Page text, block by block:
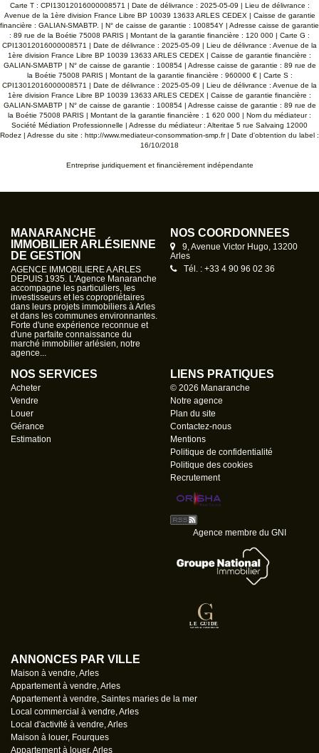
Carte T : CPI13012016000008571 | Date de délivrance : 2025-05-09 | Lieu de délivrance :
Avenue de la 1ère division France Libre BP 10039 13633 ARLES CEDEX | Caisse de garantie
financière : GALIAN-SMABTP. | N° de caisse de garantie : 100854Y | Adresse caisse de garantie
: 89 rue de la Boétie 75008 PARIS | Montant de la garantie financière : 120 000 | Carte G :
CPI13012016000008571 | Date de délivrance : 2025-05-09 | Lieu de délivrance : Avenue de la
1ère division France Libre BP 10039 13633 ARLES CEDEX | Caisse de garantie financière :
GALIAN-SMABTP | N° de caisse de garantie : 100854 | Adresse caisse de garantie : 89 rue de
la Boétie 75008 PARIS | Montant de la garantie financière : 960000 € | Carte S :
CPI13012016000008571 | Date de délivrance : 2025-05-09 | Lieu de délivrance : Avenue de la
1ère division France Libre BP 10039 13633 ARLES CEDEX | Caisse de garantie financière :
GALIAN-SMABTP | N° de caisse de garantie : 100854 | Adresse caisse de garantie : 89 rue de
la Boétie 75008 PARIS | Montant de la garantie financière : 1 620 000 | Nom du médiateur :
Société Médiation Professionnelle | Adresse du médiateur : Alteritae 5 rue Salvaing 12000
Rodez | Adresse du site : http://www.mediateur-consommation-smp.fr| Date d'obtention du label :
16/10/2018
Entreprise juridiquement et financièrement indépendante
MANARANCHE
IMMOBILIER ARLÉSIENNE
DE GESTION
AGENCE IMMOBILIERE A ARLES
DEPUIS 1935. L'Agence Manaranche
accompagne les particuliers, les
investisseurs et les copropriétaires
dans leurs projets immobiliers à Arles
et dans les communes environnantes.
Forte d'une expérience reconnue et
d'une parfaite connaissance du
marché immobilier arlésien, notre
agence...
NOS COORDONNÉES
9, Avenue Victor Hugo, 13200
Arles
Tél. : +33 4 90 96 02 36
NOS SERVICES
Acheter
Vendre
Louer
Gérance
Estimation
LIENS PRATIQUES
© 2026 Manaranche
Notre agence
Plan du site
Contactez-nous
Mentions
Politique de confidentialité
Politique des cookies
Recrutement
Agence membre du GNI
ANNONCES PAR VILLE
Maison à vendre, Arles
Appartement à vendre, Arles
Appartement à vendre, Saintes maries de la mer
Local commercial à vendre, Arles
Local d'activité à vendre, Arles
Maison à louer, Fourques
Appartement à louer, Arles